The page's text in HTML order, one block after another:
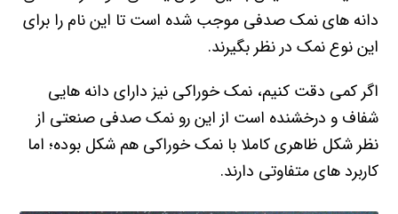
دانه های نمک صدفی موجب شده است تا این نام را برای
این نوع نمک در نظر بگیرند.
اگر کمی دقت کنیم، نمک خوراکی نیز دارای دانه هایی
شفاف و درخشنده است از این رو نمک صدفی صنعتی از
نظر شکل ظاهری کاملا با نمک خوراکی هم شکل بوده؛ اما
کاربرد های متفاوتی دارند.